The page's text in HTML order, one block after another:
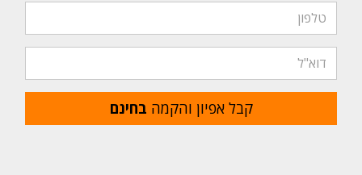
קבל אפיון והקמה בחינם